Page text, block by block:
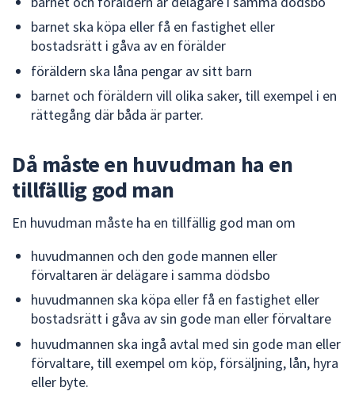
barnet ska köpa eller få en fastighet eller
bostadsrätt i gåva av en förälder
föräldern ska låna pengar av sitt barn
barnet och föräldern vill olika saker, till exempel i en
rättegång där båda är parter.
Då måste en huvudman ha en
tillfällig god man
En huvudman måste ha en tillfällig god man om
huvudmannen och den gode mannen eller
förvaltaren är delägare i samma dödsbo
huvudmannen ska köpa eller få en fastighet eller
bostadsrätt i gåva av sin gode man eller förvaltare
huvudmannen ska ingå avtal med sin gode man eller
förvaltare, till exempel om köp, försäljning, lån, hyra
eller byte.